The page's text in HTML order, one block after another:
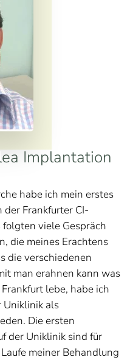
Implantation
habe ich mein erstes
der Frankfurter CI-
viele Gespräch
die meines Erachtens
die verschiedenen
man erahnen kann was
lebe, habe ich
Uniklinik als
Die ersten
der Uniklinik sind für
meiner Behandlung